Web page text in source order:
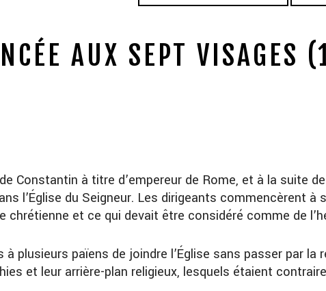
AUX SEPT VISAGES
Constantin à titre d’empereur de Rome, et à la suite
l’Église du Seigneur. Les dirigeants commencèrent
chrétienne et ce qui devait être considéré comme de
à plusieurs païens de joindre l’Église sans passer par
et leur arrière-plan religieux, lesquels étaient